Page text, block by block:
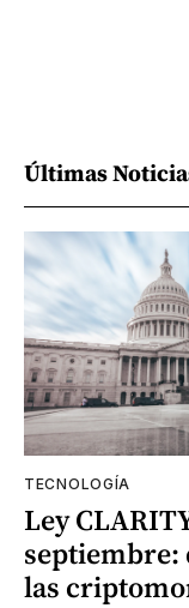
Últimas
TECNOLOGÍA
Ley
septiembre:
las